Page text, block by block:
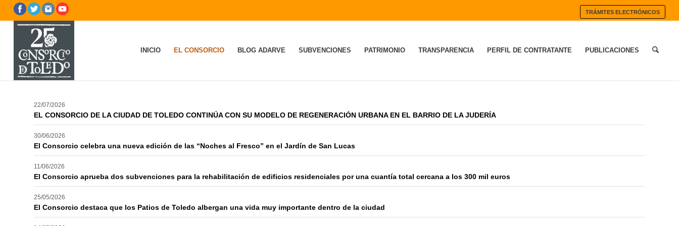
TRÁMITES ELECTRÓNICOS
INICIO EL CONSORCIO BLOG ADARVE SUBVENCIONES PATRIMONIO TRANSPARENCIA PERFIL DE CONTRATANTE PUBLICACIONES
22/07/2026
EL CONSORCIO DE LA CIUDAD DE TOLEDO CONTINÚA CON SU MODELO DE REGENERACIÓN URBANA EN EL BARRIO DE LA JUDERÍA
30/06/2026
El Consorcio celebra una nueva edición de las “Noches al Fresco” en el Jardín de San Lucas
11/06/2026
El Consorcio aprueba dos subvenciones para la rehabilitación de edificios residenciales por una cuantía total cercana a los 300 mil euros
25/05/2026
El Consorcio destaca que los Patios de Toledo albergan una vida muy importante dentro de la ciudad